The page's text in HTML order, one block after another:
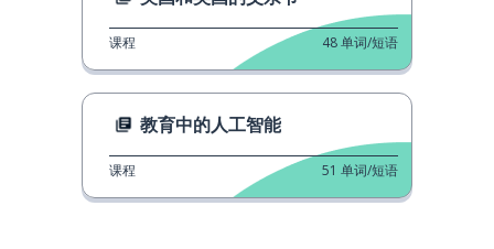
课程 48单词/短语
教育中的人工智能
课程 51 单词/短语